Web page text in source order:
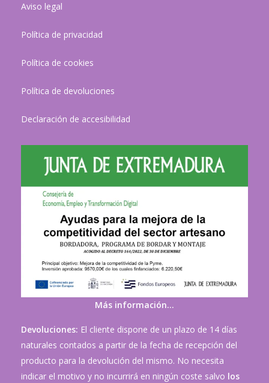
Aviso legal
Política de privacidad
Política de cookies
Política de devoluciones
Declaración de accesibilidad
Más información…
Devoluciones: El cliente dispone de un plazo de 14 días
naturales contados a partir de la fecha de recepción del
producto para la devolución del mismo. No necesita
indicar el motivo y no incurrirá en ningún coste salvo los